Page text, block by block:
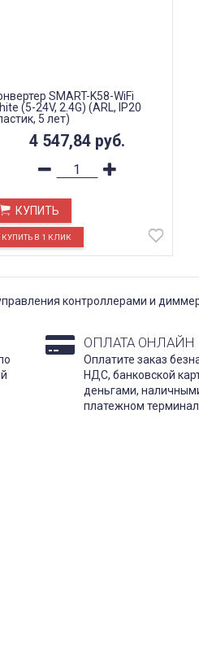
SMART-K58-WiFi
(5-24V, 2.4G) (ARL, IP20
5 лет)
4 547,84 руб.
КУПИТЬ
контроллерами и
ОПЛАТА ОНЛАЙН
Оплатите заказ
НДС, банковской
деньгами,
платежном